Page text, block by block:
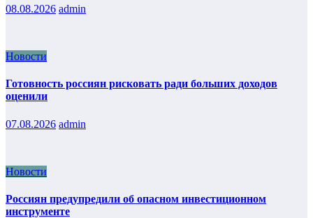
08.08.2026 admin
Новости
Готовность россиян рисковать ради больших доходов
оценили
07.08.2026 admin
Новости
Россиян предупредили об опасном инвестиционном
инструменте